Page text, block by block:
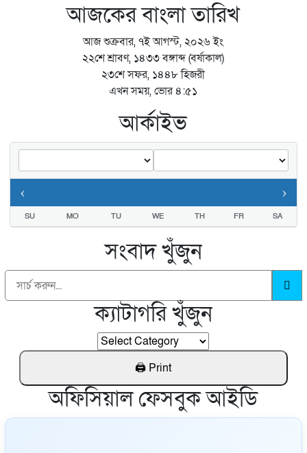
আজকের বাংলা তারিখ
আজ শুক্রবার, ৭ই আগস্ট, ২০২৬ ইং
২২শে শ্রাবণ, ১৪৩৩ বঙ্গাব্দ (বর্ষাকাল)
২৩শে সফর, ১৪৪৮ হিজরী
এখন সময়, ভোর ৪:৫১
আর্কাইভ
‹ ›
SU MO TU WE TH FR SA
সংবাদ খুঁজুন
ক্যাটাগরি খুঁজুন
অফিসিয়াল ফেসবুক আইডি